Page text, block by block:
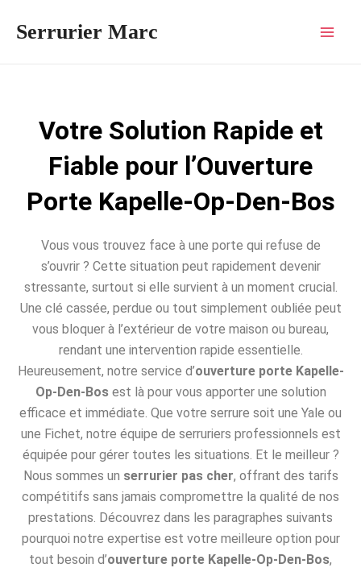
Serrurier Marc
Votre Solution Rapide et
Fiable pour l’Ouverture
Porte Kapelle-Op-Den-Bos
Vous vous trouvez face à une porte qui refuse de
s’ouvrir ? Cette situation peut rapidement devenir
stressante, surtout si elle survient à un moment crucial.
Une clé cassée, perdue ou tout simplement oubliée peut
vous bloquer à l’extérieur de votre maison ou bureau,
rendant une intervention rapide essentielle.
Heureusement, notre service d’ouverture porte Kapelle-
Op-Den-Bosest là pour vous apporter une solution
efficace et immédiate. Que votre serrure soit une Yale ou
une Fichet, notre équipe de serruriers professionnels est
équipée pour gérer toutes les situations. Et le meilleur ?
Nous sommes un serrurier pas cher, offrant des tarifs
compétitifs sans jamais compromettre la qualité de nos
prestations. Découvrez dans les paragraphes suivants
pourquoi notre expertise est votre meilleure option pour
tout besoin d’ouverture porte Kapelle-Op-Den-Bos,